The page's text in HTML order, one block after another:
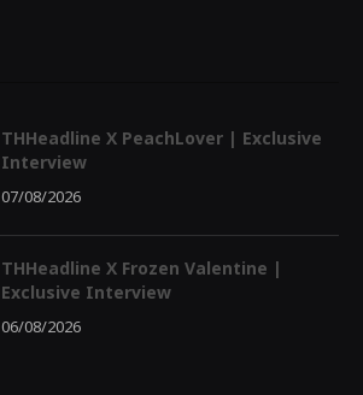
THHeadline X PeachLover | Exclusive
Interview
07/08/2026
THHeadline X Frozen Valentine |
Exclusive Interview
06/08/2026